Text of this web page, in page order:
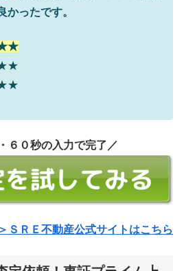
かったです。
６０秒の入力で完了／
ＳＲＥ不動産公式サイトはこちら